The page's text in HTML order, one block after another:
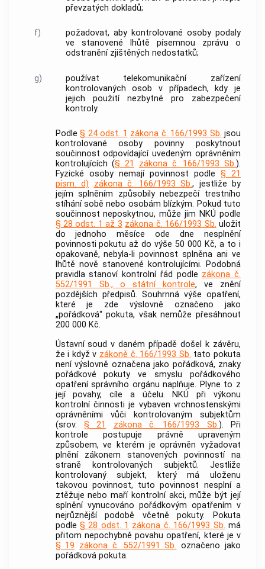
převzatých dokladů;
f)
požadovat, aby kontrolované osoby podaly
ve stanovené lhůtě písemnou zprávu o
odstranění zjištěných nedostatků;
g)
používat telekomunikační zařízení
kontrolovaných osob v případech, kdy je
jejich použití nezbytné pro zabezpečení
kontroly.
Podle § 24 odst. 1 zákona č. 166/1993 Sb. jsou
kontrolované osoby povinny poskytnout
součinnost odpovídající uvedeným oprávněním
kontrolujících (§ 21 zákona č. 166/1993 Sb.).
Fyzické osoby nemají povinnost podle § 21
písm. d)
zákona č. 166/1993 Sb., jestliže by
jejím splněním způsobily nebezpečí trestního
stíhání sobě nebo osobám blízkým. Pokud tuto
součinnost neposkytnou, může jim NKÚ podle
§ 28 odst. 1 až 3 zákona č. 166/1993 Sb. uložit
do jednoho měsíce ode dne nesplnění
povinnosti pokutu až do výše 50 000 Kč, a to i
opakovaně, nebyla-li povinnost splněna ani ve
lhůtě nově stanovené kontrolujícími. Podobná
pravidla stanoví kontrolní řád podle zákona č.
552/1991 Sb., o státní kontrole, ve znění
pozdějších předpisů. Souhrnná výše opatření,
které je zde výslovně označeno jako
„pořádková“ pokuta, však nemůže přesáhnout
200 000 Kč.
Ústavní soud v daném případě došel k závěru,
že i když v zákoně č. 166/1993 Sb. tato pokuta
není výslovně označena jako pořádková, znaky
pořádkové pokuty ve smyslu pořádkového
opatření správního orgánu naplňuje. Plyne to z
její povahy, cíle a účelu. NKÚ při výkonu
kontrolní činnosti je vybaven vrchnostenskými
oprávněními vůči kontrolovaným subjektům
(srov. § 21 zákona č. 166/1993 Sb.). Při
kontrole postupuje právně upraveným
způsobem, ve kterém je oprávněn vyžadovat
plnění zákonem stanovených povinností na
straně kontrolovaných subjektů. Jestliže
kontrolovaný subjekt, který má uloženu
takovou povinnost, tuto povinnost nesplní a
ztěžuje nebo maří kontrolní akci, může být její
splnění vynucováno pořádkovým opatřením v
nejrůznější podobě včetně pokuty. Pokuta
podle § 28 odst. 1 zákona č. 166/1993 Sb. má
přitom nepochybně povahu opatření, které je v
§ 19 zákona č. 552/1991 Sb. označeno jako
pořádková pokuta.